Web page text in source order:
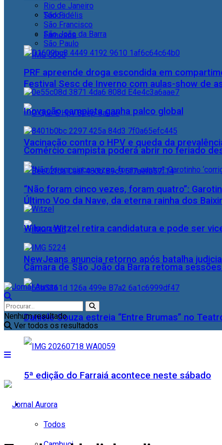
Todos
Famosos
Festival Sesc de Inverno com aulas-show de
Vacinação contra o HPV e queda da
Último Voo da Nave, da eterna rainha dos
NewJeans anuncia retorno após batalha
Daniele Souza estreia “Entre Brumas” no
5ª edição do Farraiá acontece neste sábado
Cidades
Todos
Rio de Janeiro
São Fidélis
São Francisco
São João da Barra
São Paulo
PRF apreende droga escondida em
Inovação campista ganha palco global
Comércio campista poderá abrir no feriado
“Não foram cinco vezes, foram quatro”:
Wilson Witzel retira candidatura e pode ser
Câmara de São João da Barra retoma
Nenhum resultado
Ver todos os resultados